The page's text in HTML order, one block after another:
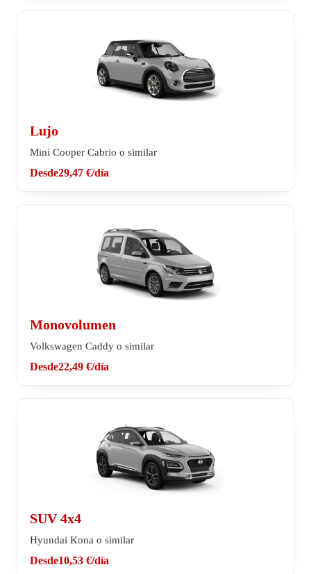
Lujo
Mini Cooper Cabrio o similar
Desde29,47 €/día
Monovolumen
Volkswagen Caddy o similar
Desde22,49 €/día
SUV 4x4
Hyundai Kona o similar
Desde10,53 €/día